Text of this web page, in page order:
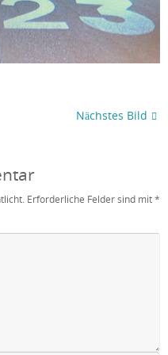
Nächstes Bild
Erforderliche Felder sind mit*